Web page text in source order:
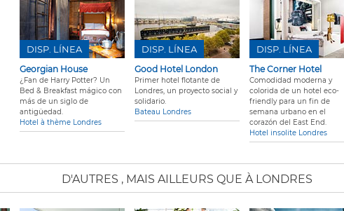
Georgian House
¿Fan de Harry Potter? Un
Bed & Breakfast mágico con
más de un siglo de
antigüedad.
Hotel à thème Londres
DISP. LÍNEA
Good Hotel London
Primer hotel flotante de
Londres, un proyecto social y
solidario.
Bateau Londres
DISP. LÍNEA
The Corner Hotel
Comodidad moderna y
colorida de un hotel eco-
friendly para un fin de
semana urbano en el
corazón del East End.
Hotel insolite Londres
DISP. LÍNEA
D'AUTRES , MAIS AILLEURS QUE À LONDRES